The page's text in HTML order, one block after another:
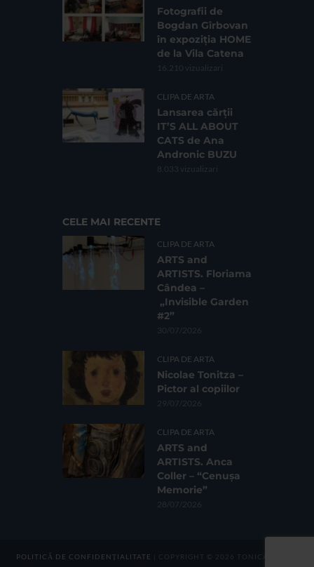
Fotografii de
Bogdan Gîrbovan
în expoziția HOME
de la Vila Catena
16.210 vizualizari
CLIPA DE ARTA
Lansarea cărții
IT’S ALL ABOUT
CATS de Ana
Andronic BUZU
8.033 vizualizari
CELE MAI RECENTE
CLIPA DE ARTA
ARTS and
ARTISTS. Floriama
Cândea –
„Invisible Garden
#2”
30/07/2026
CLIPA DE ARTA
Nicolae Tonitza –
Pictor al copiilor
29/07/2026
CLIPA DE ARTA
ARTS and
ARTISTS. Anca
Coller – “Cenușa
Memorie”
28/07/2026
POLITICĂ DE CONFIDENȚIALITATE | COPYRIGHT © 2026 TONICA GROUP